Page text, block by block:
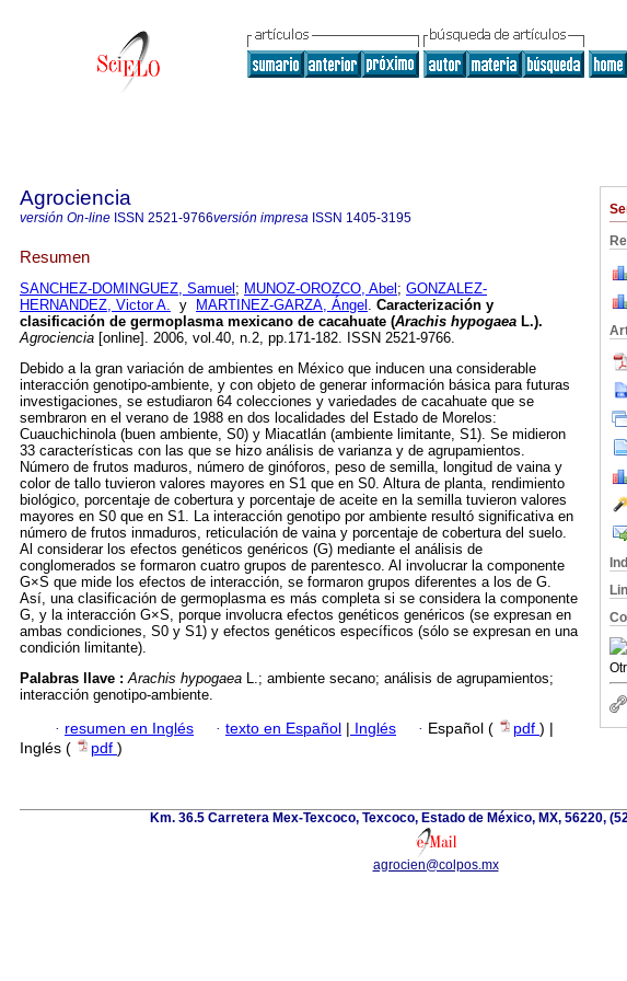
Agrociencia
versión On-line ISSN 2521-9766versión impresa ISSN 1405-3195
Resumen
SANCHEZ-DOMINGUEZ, Samuel ; MUNOZ-OROZCO, Abel ; GONZALEZ-
HERNANDEZ, Victor A. y MARTINEZ-GARZA, Ángel . Caracterización y
clasificación de germoplasma mexicano de cacahuate (Arachis hypogaea L.).
Agrociencia [online]. 2006, vol.40, n.2, pp.171-182. ISSN 2521-9766.
Debido a la gran variación de ambientes en México que inducen una considerable
interacción genotipo-ambiente, y con objeto de generar información básica para futuras
investigaciones, se estudiaron 64 colecciones y variedades de cacahuate que se
sembraron en el verano de 1988 en dos localidades del Estado de Morelos:
Cuauchichinola (buen ambiente, S0) y Miacatlán (ambiente limitante, S1). Se midieron
33 características con las que se hizo análisis de varianza y de agrupamientos.
Número de frutos maduros, número de ginóforos, peso de semilla, longitud de vaina y
color de tallo tuvieron valores mayores en S1 que en S0. Altura de planta, rendimiento
biológico, porcentaje de cobertura y porcentaje de aceite en la semilla tuvieron valores
mayores en S0 que en S1. La interacción genotipo por ambiente resultó significativa en
número de frutos inmaduros, reticulación de vaina y porcentaje de cobertura del suelo.
Al considerar los efectos genéticos genéricos (G) mediante el análisis de
conglomerados se formaron cuatro grupos de parentesco. Al involucrar la componente
G×S que mide los efectos de interacción, se formaron grupos diferentes a los de G.
Así, una clasificación de germoplasma es más completa si se considera la componente
G, y la interacción G×S, porque involucra efectos genéticos genéricos (se expresan en
ambas condiciones, S0 y S1) y efectos genéticos específicos (sólo se expresan en una
condición limitante).
Palabras llave :Arachis hypogaea L.; ambiente secano; análisis de agrupamientos;
interacción genotipo-ambiente.
· resumen en Inglés · texto en Español | Inglés · Español ( pdf ) |
Inglés (
pdf )
Km. 36.5 Carretera Mex-Texcoco, Texcoco, Estado de México, MX, 56220,
agrocien@colpos.mx